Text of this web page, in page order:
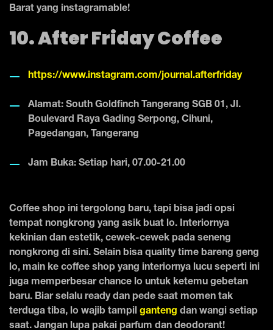
Barat yang instagramable!
10. After Friday Coffee
https://www.instagram.com/journal.afterfriday
Alamat: South Goldfinch Tangerang SGB 01, Jl.
Boulevard Raya Gading Serpong, Cihuni,
Pagedangan, Tangerang
Jam Buka: Setiap hari, 07.00-21.00
Coffee shop ini tergolong baru, tapi bisa jadi opsi
tempat nongkrong yang asik buat lo. Interiornya
kekinian dan estetik, cewek-cewek pada seneng
nongkrong di sini. Selain bisa quality time bareng geng
lo, main ke coffee shop yang interiornya lucu seperti ini
juga memperbesar chance lo untuk ketemu gebetan
baru. Biar selalu ready dan pede saat momen tak
terduga tiba, lo wajib tampil ganteng dan wangi setiap
saat. Jangan lupa pakai parfum dan deodorant!